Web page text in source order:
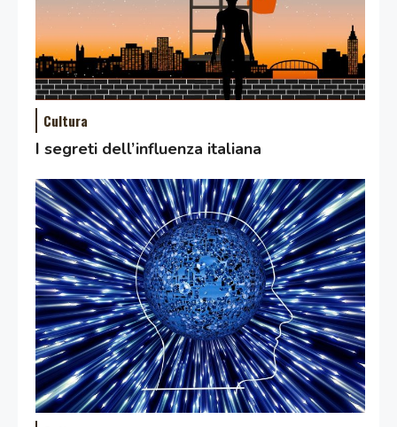
Cultura
I segreti dell’influenza italiana